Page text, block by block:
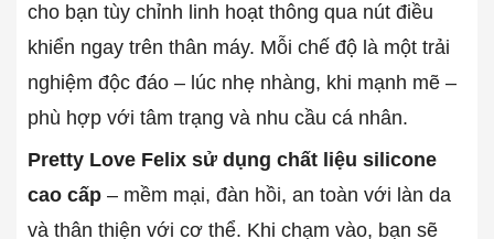
cho bạn tùy chỉnh linh hoạt thông qua nút điều
khiển ngay trên thân máy. Mỗi chế độ là một trải
nghiệm độc đáo – lúc nhẹ nhàng, khi mạnh mẽ –
phù hợp với tâm trạng và nhu cầu cá nhân.
Pretty Love Felix sử dụng chất liệu silicone
cao cấp – mềm mại, đàn hồi, an toàn với làn da
và thân thiện với cơ thể. Khi chạm vào, bạn sẽ